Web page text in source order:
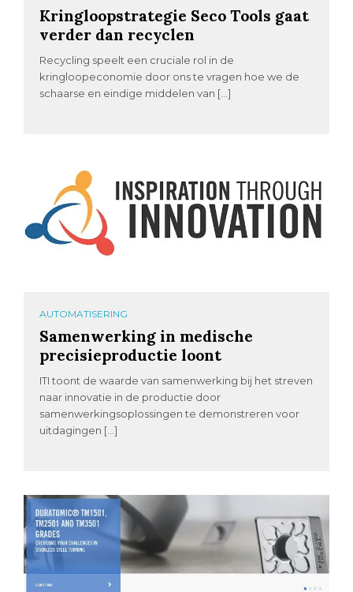
Kringloopstrategie Seco Tools gaat
verder dan recyclen
Recycling speelt een cruciale rol in de
kringloopeconomie door ons te vragen hoe we de
schaarse en eindige middelen van […]
AUTOMATISERING
Samenwerking in medische
precisieproductie loont
ITI toont de waarde van samenwerking bij het streven
naar innovatie in de productie door
samenwerkingsoplossingen te demonstreren voor
uitdagingen […]